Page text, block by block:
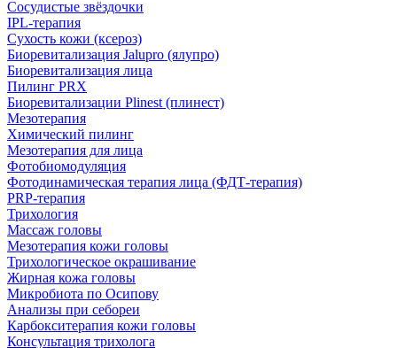
Сосудистые звёздочки
IPL‑терапия
Сухость кожи (ксероз)
Биоревитализация Jalupro (ялупро)
Биоревитализация лица
Пилинг PRX
Биоревитализации Plinest (плинест)
Мезотерапия
Химический пилинг
Мезотерапия для лица
Фотобиомодуляция
Фотодинамическая терапия лица (ФДТ-терапия)
PRP-терапия
Трихология
Массаж головы
Мезотерапия кожи головы
Трихологическое окрашивание
Жирная кожа головы
Микробиота по Осипову
Анализы при себореи
Карбокситерапия кожи головы
Консультация трихолога